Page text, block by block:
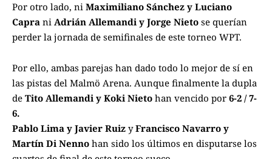
Por otro lado, ni Maximiliano Sánchez y Luciano
Capra ni Adrián Allemandi y Jorge Nieto se querían
perder la jornada de semifinales de este torneo WPT.
Por ello, ambas parejas han dado todo lo mejor de sí en
las pistas del Malmö Arena. Aunque finalmente la dupla
de Tito Allemandi y Koki Nieto han vencido por 6-2 / 7-
6.
Pablo Lima y Javier Ruiz yFrancisco Navarro y
Martín Di Nenno han sido los últimos en disputarse los